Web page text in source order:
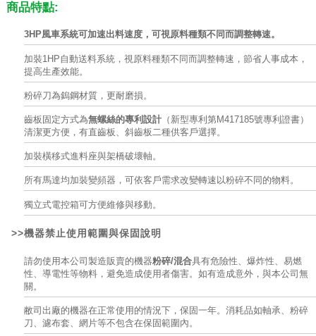
商品特點:
3HP風車系統可加速出料速度，可視原料種類不同而調整轉速。
加裝1HP自動送料系統，視原料種類不同而調整轉速，節省人事成本，
提高生產效能。
粉碎刀為鎢鋼材質，更耐磨損。
齒板固定方式為無螺絲的專利設計（新型專利第M417185號專利證書）
清潔更方便，有直齒板、斜齒板二種供客戶選擇。
加裝橫移式進料座與架橋破壞軸。
所有馬達均加裝變頻器，可依客戶需求改變轉速以粉碎不同的物料。
獨立式電控箱可方便維修與移動。
>>機器禁止使用範圍與保固說明
請勿使用本公司製造販賣的機器粉碎/混合具有危險性、爆炸性、易燃
性、導電性等物料，避免造成使用者傷害。如有造成意外，與本公司無
關。
敝司出廠的機器在正常使用的情況下，保固一年。消耗品如軸承、粉碎
刀、濾布套、網片等不包含在保固範圍內。